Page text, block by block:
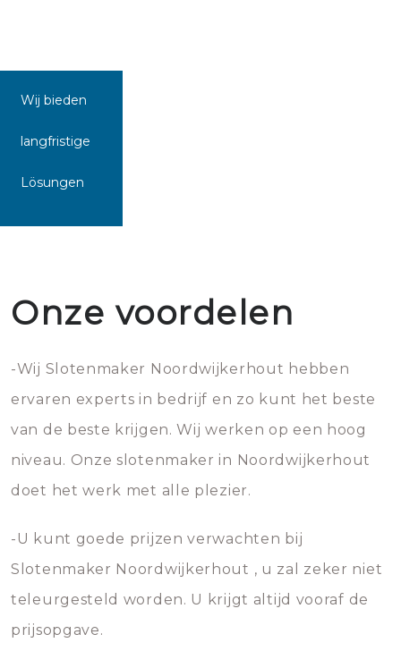
Wij bieden
langfristige
Lösungen
Onze voordelen
-Wij Slotenmaker Noordwijkerhout hebben
ervaren experts in bedrijf en zo kunt het beste
van de beste krijgen. Wij werken op een hoog
niveau. Onze slotenmaker in Noordwijkerhout
doet het werk met alle plezier.
-U kunt goede prijzen verwachten bij
Slotenmaker Noordwijkerhout , u zal zeker niet
teleurgesteld worden. U krijgt altijd vooraf de
prijsopgave.